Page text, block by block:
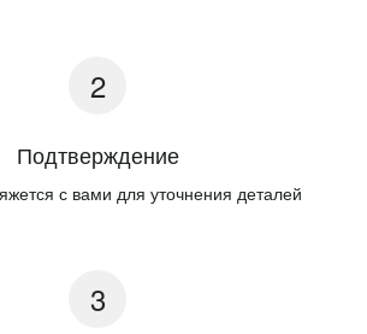
Подтверждение
с вами для уточнения деталей